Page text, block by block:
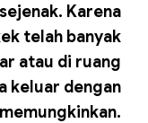
Karena
telah banyak
atau di ruang
keluar dengan